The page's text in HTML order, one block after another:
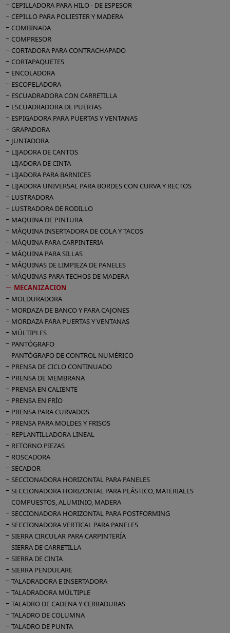
CEPILLADORA PARA HILO - DE ESPESOR
CEPILLO PARA POLIESTER Y MADERA
COMBINADA
COMPRESOR
CORTADORA PARA CONTRACHAPADO
CORTAPAQUETES
ENCOLADORA
ESCOPELADORA
ESCUADRADORA CON CARRETILLA
ESCUADRADORA DE PUERTAS
ESPIGADORA PARA PUERTAS Y VENTANAS
GRAPADORA
JUNTADORA
LIJADORA DE CANTOS
LIJADORA DE CINTA
LIJADORA PARA BARNICES
LIJADORA UNIVERSAL PARA BORDES CON CURVA Y RECTOS
LUSTRADORA
LUSTRADORA DE RODILLO
MAQUINA DE PINTURA
MÁQUINA INSERTADORA DE COLA Y TACOS
MÁQUINA PARA CARPINTERIA
MÁQUINA PARA SILLAS
MÁQUINAS DE LIMPIEZA DE PANELES
MÁQUINAS PARA TECHOS DE MADERA
MECANIZACION
MOLDURADORA
MORDAZA DE BANCO Y PARA CAJONES
MORDAZA PARA PUERTAS Y VENTANAS
MÚLTIPLES
PANTÓGRAFO
PANTÓGRAFO DE CONTROL NUMÉRICO
PRENSA DE CICLO CONTINUADO
PRENSA DE MEMBRANA
PRENSA EN CALIENTE
PRENSA EN FRÍO
PRENSA PARA CURVADOS
PRENSA PARA MOLDES Y FRISOS
REPLANTILLADORA LINEAL
RETORNO PIEZAS
ROSCADORA
SECADOR
SECCIONADORA HORIZONTAL PARA PANELES
SECCIONADORA HORIZONTAL PARA PLÁSTICO, MATERIALES
COMPUESTOS, ALUMINIO, MADERA
SECCIONADORA HORIZONTAL PARA POSTFORMING
SECCIONADORA VERTICAL PARA PANELES
SIERRA CIRCULAR PARA CARPINTERÍA
SIERRA DE CARRETILLA
SIERRA DE CINTA
SIERRA PENDULARE
TALADRADORA E INSERTADORA
TALADRADORA MÚLTIPLE
TALADRO DE CADENA Y CERRADURAS
TALADRO DE COLUMNA
TALADRO DE PUNTA